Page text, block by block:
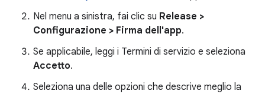
Nel menu a sinistra, fai clic su Release >
Configurazione > Firma dell'app.
Se applicabile, leggi i Termini di servizio e seleziona
Accetto.
Seleziona una delle opzioni che descrive meglio la